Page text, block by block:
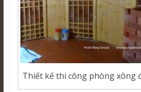
Thiết kế thi công phòng xông